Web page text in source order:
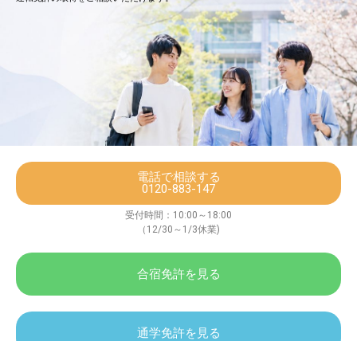
電話で相談する
0120-883-147
受付時間：10:00～18:00
（12/30～1/3休業)
合宿免許を見る
通学免許を見る